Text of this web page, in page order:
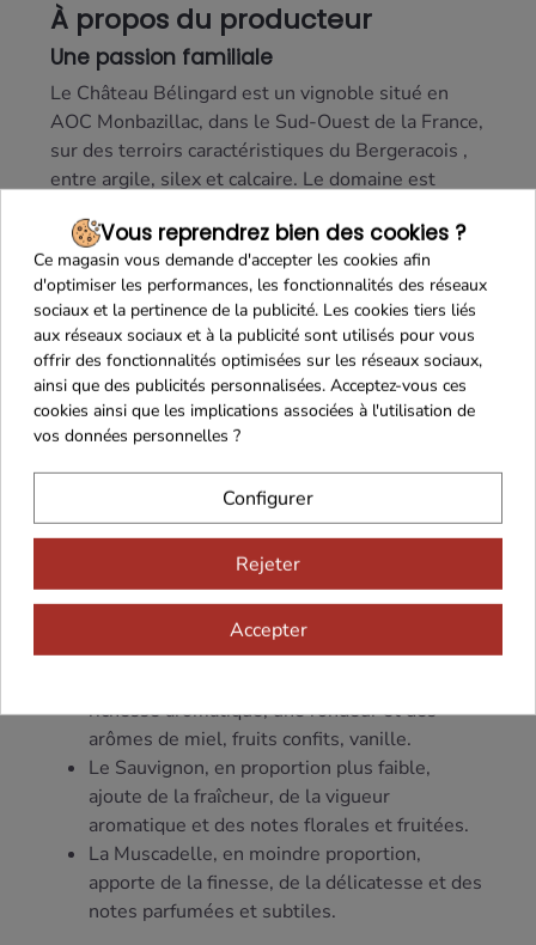
À propos du producteur
Une passion familiale
Le Château Bélingard est un vignoble situé en
AOC Monbazillac, dans le Sud-Ouest de la France,
sur des terroirs caractéristiques du Bergeracois ,
entre argile, silex et calcaire. Le domaine est
viticulture, où l’on privilégie la fidélité aux cépages
locaux et au style authentique de la région.
Bélingard propose une gamme de vins moelleux,
avec une attention particulière portée aux
Sémillon, Sauvignon et Muscadelle, cépages
typiques du Sud-Ouest, qui donnent à ses vins
leur richesse, leur complexité et leur élégance
naturelle.
La philosophie du goût
La cuvée Monbazillac Réserve 2024 est
semblables à ceux du Sauternes : Sémillon,
Sauvignon et Muscadelle, pour un vin moelleux
doré, riche et complexe.
richesse aromatique, une rondeur et des
arômes de miel, fruits confits, vanille.
Le Sauvignon, en proportion plus faible,
ajoute de la fraîcheur, de la vigueur
aromatique et des notes florales et fruitées.
La Muscadelle, en moindre proportion,
apporte de la finesse, de la délicatesse et des
notes parfumées et subtiles.
Vous reprendrez bien des cookies ?
Ce magasin vous demande d'accepter les cookies afin
d'optimiser les performances, les fonctionnalités des réseaux
sociaux et la pertinence de la publicité. Les cookies tiers liés
aux réseaux sociaux et à la publicité sont utilisés pour vous
offrir des fonctionnalités optimisées sur les réseaux sociaux,
ainsi que des publicités personnalisées. Acceptez-vous ces
cookies ainsi que les implications associées à l'utilisation de
vos données personnelles ?
Configurer
Rejeter
Accepter